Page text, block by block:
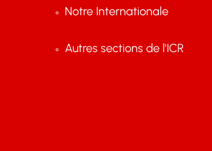
Notre Internationale
Autres sections de l'ICR